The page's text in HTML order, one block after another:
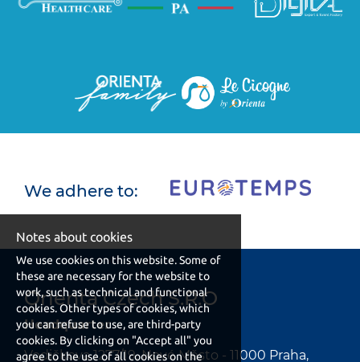
We adhere to:
Orienta Czech S.R.O
Headquarter
Vodičkova 1277/19, Nové Město - 11000 Praha,
Notes about cookies
We use cookies on this website. Some of
these are necessary for the website to
work, such as technical and functional
cookies. Other types of cookies, which
you can refuse to use, are third-party
cookies. By clicking on "Accept all" you
agree to the use of all cookies on the